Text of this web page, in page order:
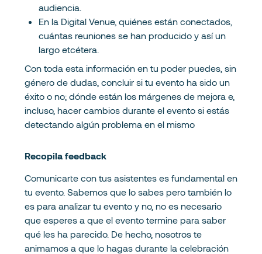
audiencia.
En la Digital Venue, quiénes están conectados,
cuántas reuniones se han producido y así un
largo etcétera.
Con toda esta información en tu poder puedes, sin
género de dudas, concluir si tu evento ha sido un
éxito o no; dónde están los márgenes de mejora e,
incluso, hacer cambios durante el evento si estás
detectando algún problema en el mismo
Recopila feedback
Comunicarte con tus asistentes es fundamental en
tu evento. Sabemos que lo sabes pero también lo
es para analizar tu evento y no, no es necesario
que esperes a que el evento termine para saber
qué les ha parecido. De hecho, nosotros te
animamos a que lo hagas durante la celebración